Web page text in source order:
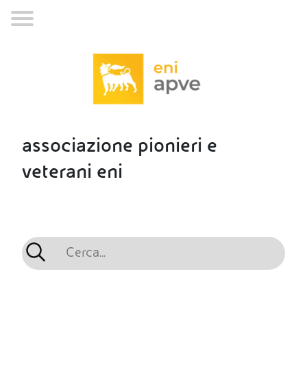
associazione pionieri e
veterani eni